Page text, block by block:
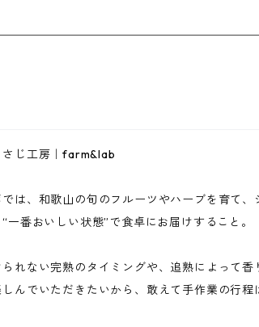
バジルソース）
じ工房｜farm&lab
は、和歌山の旬のフルーツやハーブを育て
一番おいしい状態”で食卓にお届けすること。
れない完熟のタイミングや、追熟によって
んでいただきたいから、敢えて手作業の行程